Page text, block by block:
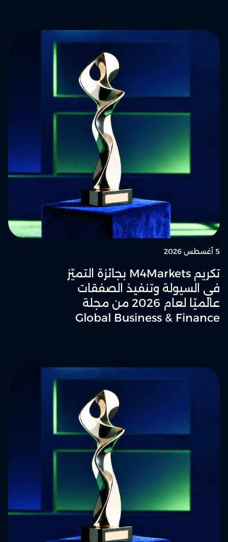
5 أغسطس 2026
تكريم M4Markets بجائزة التميّز
في السيولة وتنفيذ الصفقات
عالميًا لعام 2026 من مجلة
Global Business & Finance